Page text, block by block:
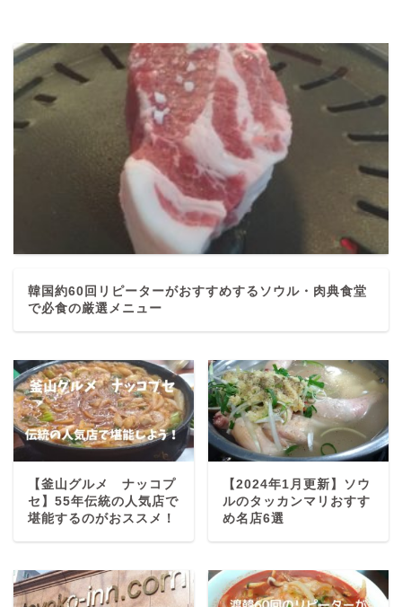
韓国約60回リピーターがおすすめするソウル・肉典食堂
で必食の厳選メニュー
【釜山グルメ ナッコプ
セ】55年伝統の人気店で
堪能するのがおススメ！
【2024年1月更新】ソウ
ルのタッカンマリおすす
め名店6選